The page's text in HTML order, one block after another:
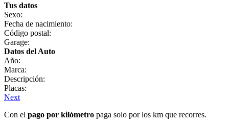
Tus datos
Sexo:
Fecha de nacimiento:
Código postal:
Garage:
Datos del Auto
Año:
Marca:
Descripción:
Placas:
Next
Con el pago por kilómetro paga solo por los km que recorres.